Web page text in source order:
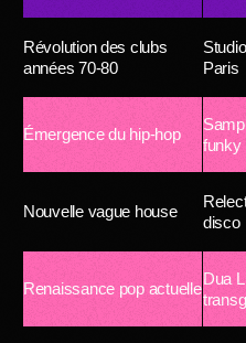
Révolution des clubs
années 70-80
Paris
Émergence du hip-hop
funky
Nouvelle vague house
disco
Renaissance pop actuelle
Dua